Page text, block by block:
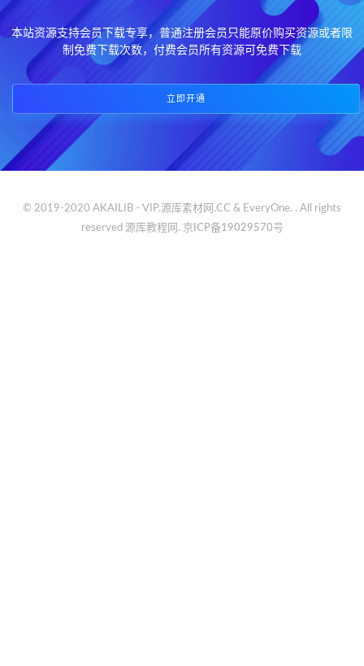
本站资源支持会员下载专享，普通注册会员只能原价购买资源或者限
制免费下载次数，付费会员所有资源可免费下载
立即开通
© 2019-2020 AKAILIB - VIP.源库素材网.CC & EveryOne. . All rights
reserved 源库教程网. 京ICP备19029570号